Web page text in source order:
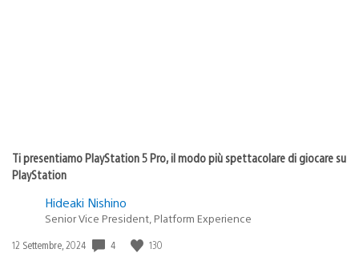
Ti presentiamo PlayStation 5 Pro, il modo più spettacolare di giocare su
PlayStation
Hideaki Nishino
Senior Vice President, Platform Experience
Data
12 Settembre, 2024 4 130